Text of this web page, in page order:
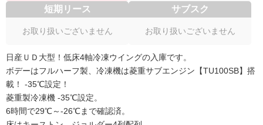
短期リース
お取り扱いございません
サブスク
お取り扱いございません
日産ＵＤ大型！低床4軸冷凍ウイングの入庫です。
ボデーはフルハーフ製、冷凍機は菱重サブエンジン【TU100SB】搭
載！ -35℃設定！
菱重製冷凍機 -35℃設定。
6時間で29℃～-26℃まで確認済。